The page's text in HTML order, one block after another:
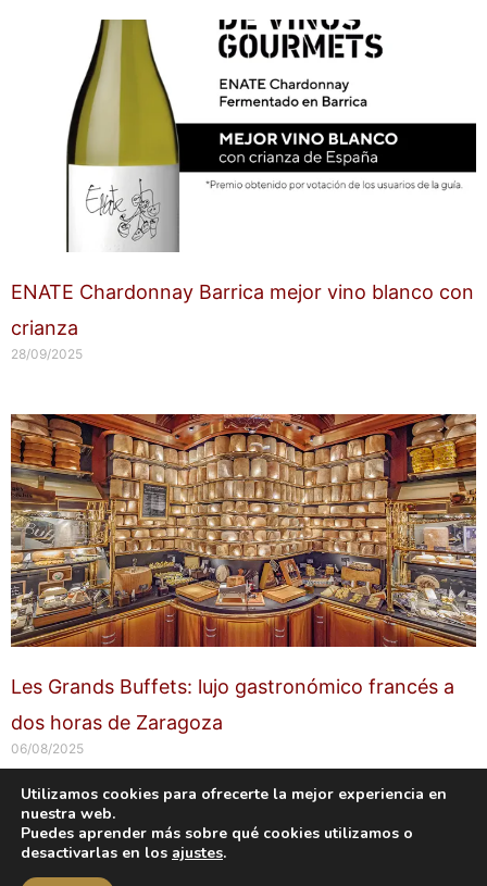
ENATE Chardonnay Barrica mejor vino blanco con
crianza
28/09/2025
Les Grands Buffets: lujo gastronómico francés a
dos horas de Zaragoza
06/08/2025
Copyright © 2026 labuenavidaenzaragoza.com
Sitio web protegido porMantenimiento web Zaragoza
Utilizamos cookies para ofrecerte la mejor experiencia en
nuestra web.
Puedes aprender más sobre qué cookies utilizamos o
desactivarlas en los ajustes.